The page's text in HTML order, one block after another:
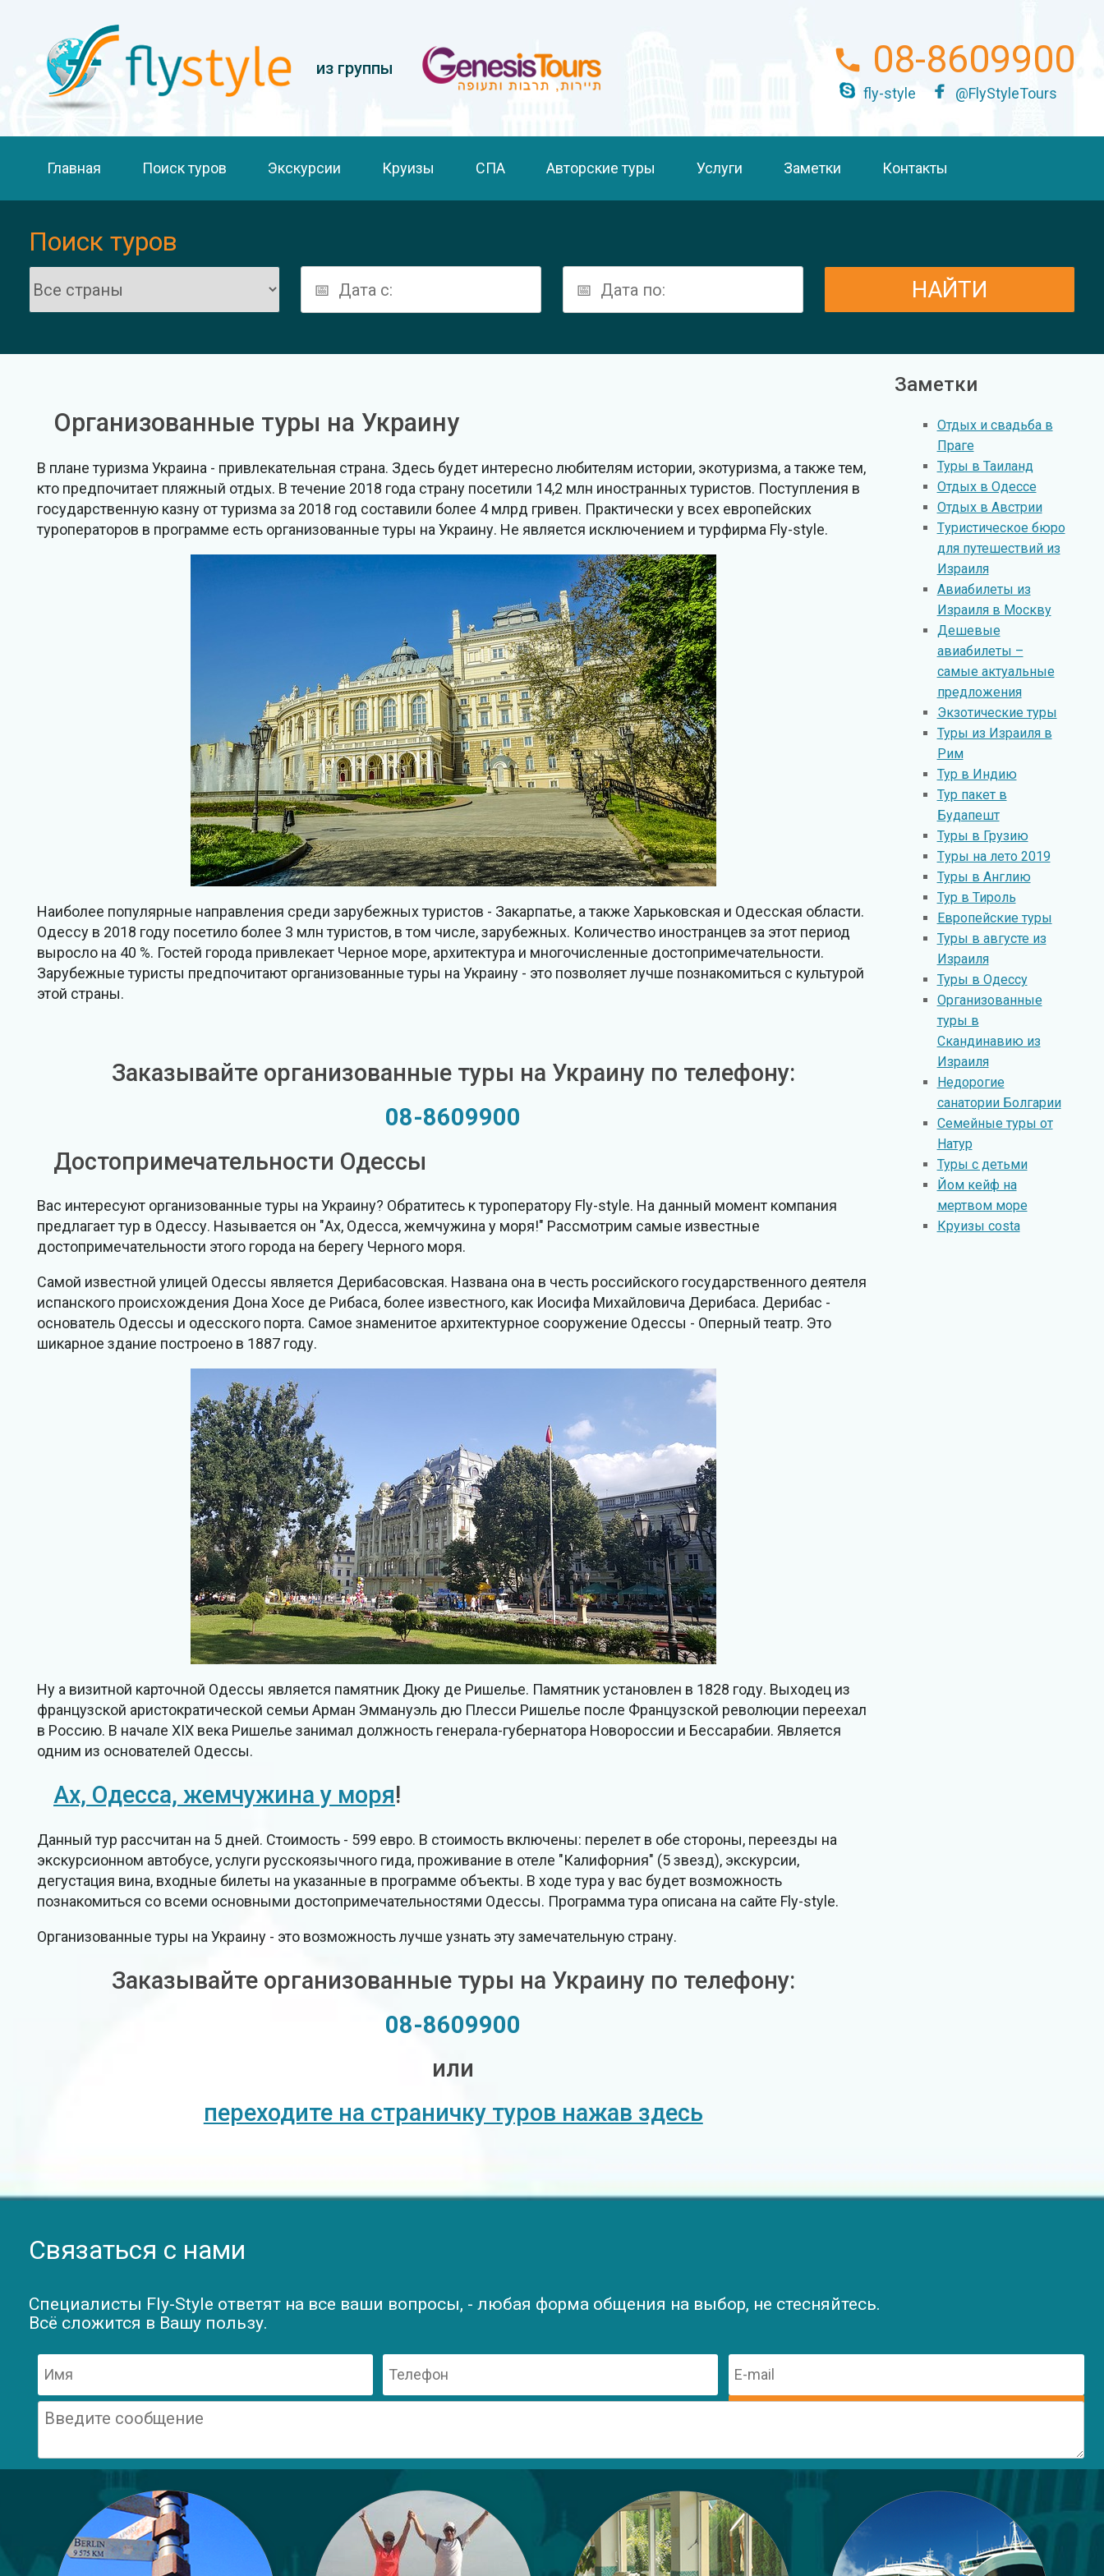
из группы 08-8609900
fly-style @FlyStyleTours
Главная Поиск туров Экскурсии Круизы СПА Авторские туры Услуги Заметки Контакты
Поиск туров
Организованные туры на Украину
В плане туризма Украина - привлекательная страна. Здесь будет интересно любителям истории, экотуризма, а также тем,
кто предпочитает пляжный отдых. В течение 2018 года страну посетили 14,2 млн иностранных туристов. Поступления в
государственную казну от туризма за 2018 год составили более 4 млрд гривен. Практически у всех европейских
туроператоров в программе есть организованные туры на Украину. Не является исключением и турфирма Fly-style.
Наиболее популярные направления среди зарубежных туристов - Закарпатье, а также Харьковская и Одесская области.
Одессу в 2018 году посетило более 3 млн туристов, в том числе, зарубежных. Количество иностранцев за этот период
выросло на 40 %. Гостей города привлекает Черное море, архитектура и многочисленные достопримечательности.
Зарубежные туристы предпочитают организованные туры на Украину - это позволяет лучше познакомиться с культурой
этой страны.
Заказывайте организованные туры на Украину по телефону:
08-8609900
Достопримечательности Одессы
Вас интересуют организованные туры на Украину? Обратитесь к туроператору Fly-style. На данный момент компания
предлагает тур в Одессу. Называется он "Ах, Одесса, жемчужина у моря!" Рассмотрим самые известные
достопримечательности этого города на берегу Черного моря.
Самой известной улицей Одессы является Дерибасовская. Названа она в честь российского государственного деятеля
испанского происхождения Дона Хосе де Рибаса, более известного, как Иосифа Михайловича Дерибаса. Дерибас -
основатель Одессы и одесского порта. Самое знаменитое архитектурное сооружение Одессы - Оперный театр. Это
шикарное здание построено в 1887 году.
Ну а визитной карточной Одессы является памятник Дюку де Ришелье. Памятник установлен в 1828 году. Выходец из
французской аристократической семьи Арман Эммануэль дю Плесси Ришелье после Французской революции переехал
в Россию. В начале XIX века Ришелье занимал должность генерала-губернатора Новороссии и Бессарабии. Является
одним из основателей Одессы.
Ах, Одесса, жемчужина у моря!
Данный тур рассчитан на 5 дней. Стоимость - 599 евро. В стоимость включены: перелет в обе стороны, переезды на
экскурсионном автобусе, услуги русскоязычного гида, проживание в отеле "Калифорния" (5 звезд), экскурсии,
дегустация вина, входные билеты на указанные в программе объекты. В ходе тура у вас будет возможность
познакомиться со всеми основными достопримечательностями Одессы. Программа тура описана на сайте Fly-style.
Организованные туры на Украину - это возможность лучше узнать эту замечательную страну.
Заказывайте организованные туры на Украину по телефону:
08-8609900
или
переходите на страничку туров нажав здесь
Заметки
Отдых и свадьба в
Праге
Туры в Таиланд
Отдых в Oдессе
Oтдых в Австрии
Tуристическое бюро
для путешествий из
Израиля
Авиабилеты из
Израиля в Москву
Дешевые
авиабилеты –
самые актуальные
предложения
Экзотические туры
Туры из Израиля в
Рим
Тур в Индию
Тур пакет в
Будапешт
Туры в Грузию
Tуры на лето 2019
Туры в Англию
Тур в Тироль
Европейские туры
Туры в августе из
Израиля
Туры в Одессу
Организованные
туры в
Скандинавию из
Израиля
Недорогие
санатории Болгарии
Семейные туры от
Натур
Туры с детьми
Йом кейф на
мертвом море
Круизы costa
Связаться с нами
Специалисты Fly-Style ответят на все ваши вопросы, - любая форма общения на выбор, не стесняйтесь.
Всё сложится в Вашу пользу.